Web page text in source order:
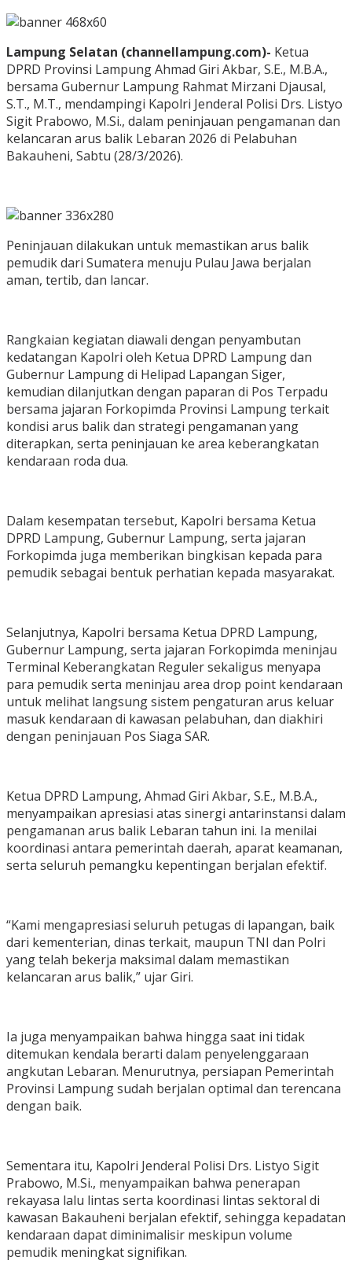
Lampung Selatan (channellampung.com)- Ketua
DPRD Provinsi Lampung Ahmad Giri Akbar, S.E., M.B.A.,
bersama Gubernur Lampung Rahmat Mirzani Djausal,
S.T., M.T., mendampingi Kapolri Jenderal Polisi Drs. Listyo
Sigit Prabowo, M.Si., dalam peninjauan pengamanan dan
kelancaran arus balik Lebaran 2026 di Pelabuhan
Bakauheni, Sabtu (28/3/2026).
Peninjauan dilakukan untuk memastikan arus balik
pemudik dari Sumatera menuju Pulau Jawa berjalan
aman, tertib, dan lancar.
Rangkaian kegiatan diawali dengan penyambutan
kedatangan Kapolri oleh Ketua DPRD Lampung dan
Gubernur Lampung di Helipad Lapangan Siger,
kemudian dilanjutkan dengan paparan di Pos Terpadu
bersama jajaran Forkopimda Provinsi Lampung terkait
kondisi arus balik dan strategi pengamanan yang
diterapkan, serta peninjauan ke area keberangkatan
kendaraan roda dua.
Dalam kesempatan tersebut, Kapolri bersama Ketua
DPRD Lampung, Gubernur Lampung, serta jajaran
Forkopimda juga memberikan bingkisan kepada para
pemudik sebagai bentuk perhatian kepada masyarakat.
Selanjutnya, Kapolri bersama Ketua DPRD Lampung,
Gubernur Lampung, serta jajaran Forkopimda meninjau
Terminal Keberangkatan Reguler sekaligus menyapa
para pemudik serta meninjau area drop point kendaraan
untuk melihat langsung sistem pengaturan arus keluar
masuk kendaraan di kawasan pelabuhan, dan diakhiri
dengan peninjauan Pos Siaga SAR.
Ketua DPRD Lampung, Ahmad Giri Akbar, S.E., M.B.A.,
menyampaikan apresiasi atas sinergi antarinstansi dalam
pengamanan arus balik Lebaran tahun ini. Ia menilai
koordinasi antara pemerintah daerah, aparat keamanan,
serta seluruh pemangku kepentingan berjalan efektif.
“Kami mengapresiasi seluruh petugas di lapangan, baik
dari kementerian, dinas terkait, maupun TNI dan Polri
yang telah bekerja maksimal dalam memastikan
kelancaran arus balik,” ujar Giri.
Ia juga menyampaikan bahwa hingga saat ini tidak
ditemukan kendala berarti dalam penyelenggaraan
angkutan Lebaran. Menurutnya, persiapan Pemerintah
Provinsi Lampung sudah berjalan optimal dan terencana
dengan baik.
Sementara itu, Kapolri Jenderal Polisi Drs. Listyo Sigit
Prabowo, M.Si., menyampaikan bahwa penerapan
rekayasa lalu lintas serta koordinasi lintas sektoral di
kawasan Bakauheni berjalan efektif, sehingga kepadatan
kendaraan dapat diminimalisir meskipun volume
pemudik meningkat signifikan.